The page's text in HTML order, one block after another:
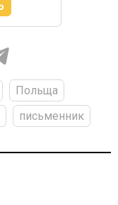
Польща
письменник